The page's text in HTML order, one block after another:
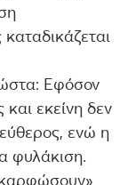
Εφόσον
εκείνη δεν
ενώ η
φυλάκιση.